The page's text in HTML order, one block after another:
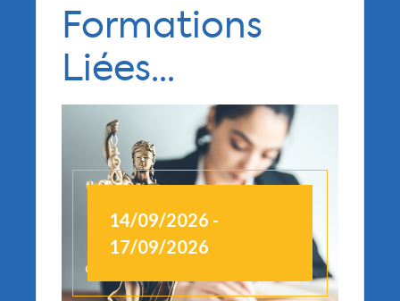
Formations
Liées...
14/09/2026 -
17/09/2026